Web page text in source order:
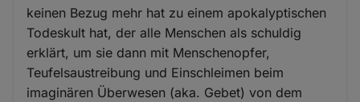
keinen Bezug mehr hat zu einem apokalyptischen
Todeskult hat, der alle Menschen als schuldig
erklärt, um sie dann mit Menschenopfer,
Teufelsaustreibung und Einschleimen beim
imaginären Überwesen (aka. Gebet) von dem